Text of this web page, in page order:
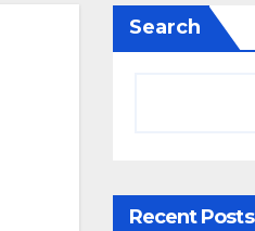
Search
Recent Posts